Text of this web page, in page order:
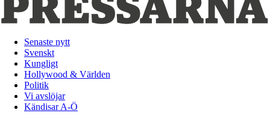
Senaste nytt
Svenskt
Kungligt
Hollywood & Världen
Politik
Vi avslöjar
Kändisar A-Ö